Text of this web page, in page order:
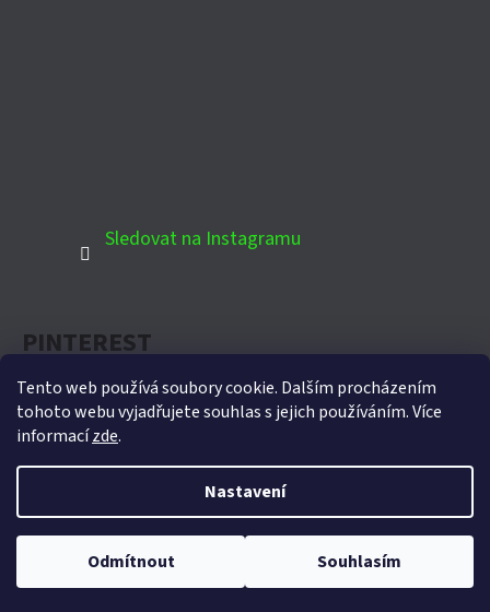
Tento web používá soubory cookie. Dalším procházením
tohoto webu vyjadřujete souhlas s jejich používáním. Více
informacízde.
Nastavení
Odmítnout Souhlasím
Sledovat na Instagramu
PINTEREST
Oficiální partner Biohort pro Českou republiku
Copyright 2026Domek-zahradni.cz. Všechna práva
vyhrazena.